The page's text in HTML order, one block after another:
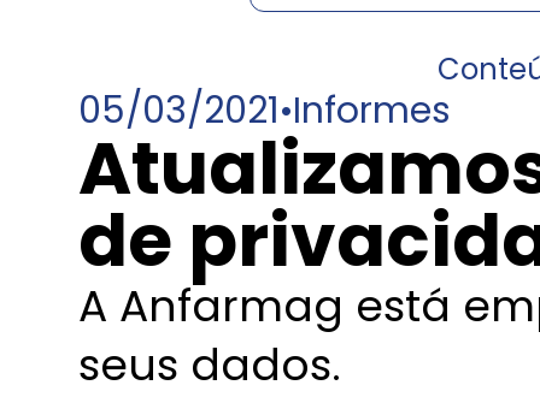
05/03/2021•Informes
de
A Anfarmag está
seus dados.